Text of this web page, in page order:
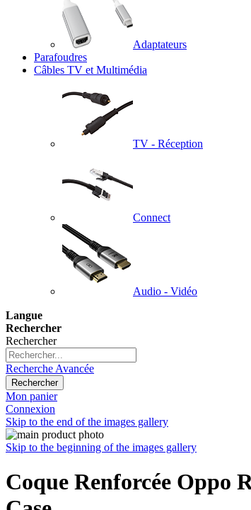
Adaptateurs
Parafoudres
Câbles TV et Multimédia
TV - Réception
Connect
Audio - Vidéo
Langue
Rechercher
Rechercher
Recherche Avancée
Rechercher
Mon panier
Connexion
Skip to the end of the images gallery
Skip to the beginning of the images gallery
Coque Renforcée Oppo